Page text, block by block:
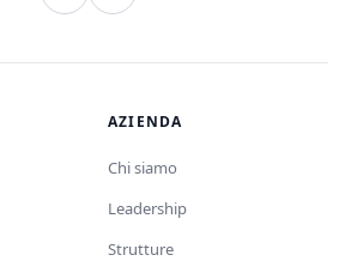
AZIENDA
Chi siamo
Leadership
Strutture